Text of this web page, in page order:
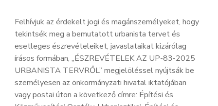
Felhívjuk az érdekelt jogi és magánszemélyeket, hogy
tekintsék meg a bemutatott urbanista tervet és
esetleges észrevételeiket, javaslataikat kizárólag
írásos formában, „ÉSZREVÉTELEK AZ UP-83-2025
URBANISTA TERVRŐL” megjelöléssel nyújtsák be
személyesen az önkormányzati hivatal iktatójában
vagy postai úton a következő címre: Építési és